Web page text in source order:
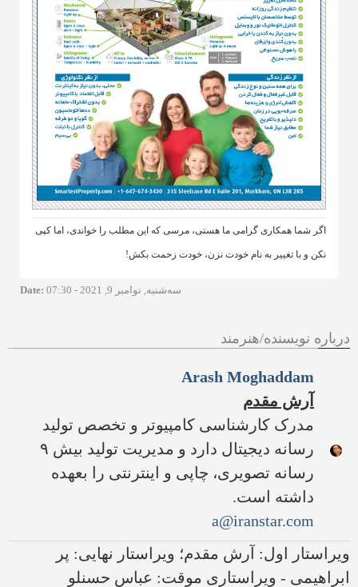
اگر شما همکاری گرامی ما هستی، مرسی که این مطلب را خواندی، اما کپی
نکن و با تغییر به نام خودت نزن، خودت زحمت بکش!
Date: سه‌شنبه, نوامبر 9, 2021 - 07:30
درباره نویسنده/هنرمند
Arash Moghaddam
آرش مقدم
مدرک کارشناسی کامپیوتر و تخصص تولید
رسانه دیجیتال دارد و مدیریت تولید بیش ۹
رسانه تصویری، چاپی و اینترنتی را بعهده
داشته است.
a@iranstar.com
ویراستار اول: آرش مقدم؛ ویراستار نهایی: پر
ابراهیمی - ویراستاری موقت: عباس حسنلو